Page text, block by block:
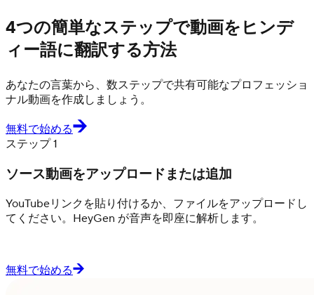
4つの簡単なステップで動画をヒンデ
ィー語に翻訳する方法
あなたの言葉から、数ステップで共有可能なプロフェッショ
ナル動画を作成しましょう。
無料で始める
ステップ 1
ソース動画をアップロードまたは追加
YouTubeリンクを貼り付けるか、ファイルをアップロードし
てください。HeyGen が音声を即座に解析します。
無料で始める